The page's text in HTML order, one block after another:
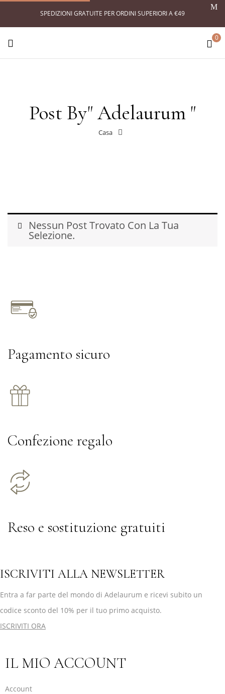
SPEDIZIONI GRATUITE PER ORDINI SUPERIORI A €49
0
Post By" Adelaurum "
Casa
Nessun Post Trovato Con La Tua
Selezione.
Pagamento sicuro
Confezione regalo
Reso e sostituzione gratuiti
ISCRIVITI ALLA NEWSLETTER
Entra a far parte del mondo di Adelaurum e ricevi subito un
codice sconto del 10% per il tuo primo acquisto.
ISCRIVITI ORA
IL MIO ACCOUNT
Account